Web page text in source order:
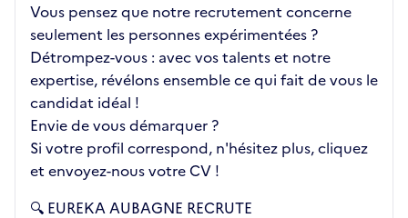
Vous pensez que notre recrutement concerne
seulement les personnes expérimentées ?
Détrompez-vous : avec vos talents et notre
expertise, révélons ensemble ce qui fait de vous le
candidat idéal !
Envie de vous démarquer ?
Si votre profil correspond, n'hésitez plus, cliquez
et envoyez-nous votre CV !
🔍 EUREKA AUBAGNE RECRUTE